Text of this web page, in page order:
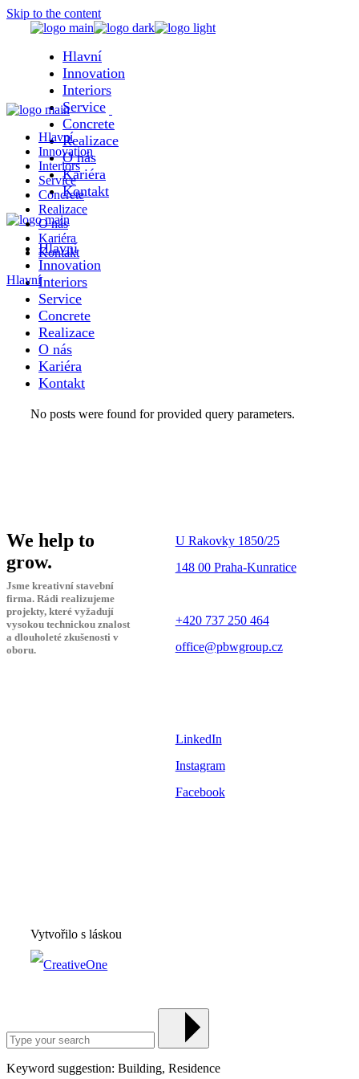
Skip to the content
Hlavní
Innovation
Interiors
Service
Concrete
Realizace
O nás
Kariéra
Kontakt
Hlavní
Innovation
Interiors
Service
Concrete
Realizace
O nás
Kariéra
Kontakt
Hlavní
Innovation
Interiors
Service
Concrete
Realizace
O nás
Kariéra
Kontakt
Hlavní
No posts were found for provided query parameters.
We help to
grow.
Jsme kreativní stavební
firma. Rádi realizujeme
projekty, které vyžadují
vysokou technickou znalost
a dlouholeté zkušenosti v
oboru.
U Rakovky 1850/25
148 00 Praha-Kunratice
+420 737 250 464
office@pbwgroup.cz
LinkedIn
Instagram
Facebook
Vytvořilo s láskou
Keyword suggestion: Building, Residence